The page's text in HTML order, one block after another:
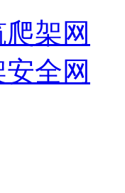
架网
全网